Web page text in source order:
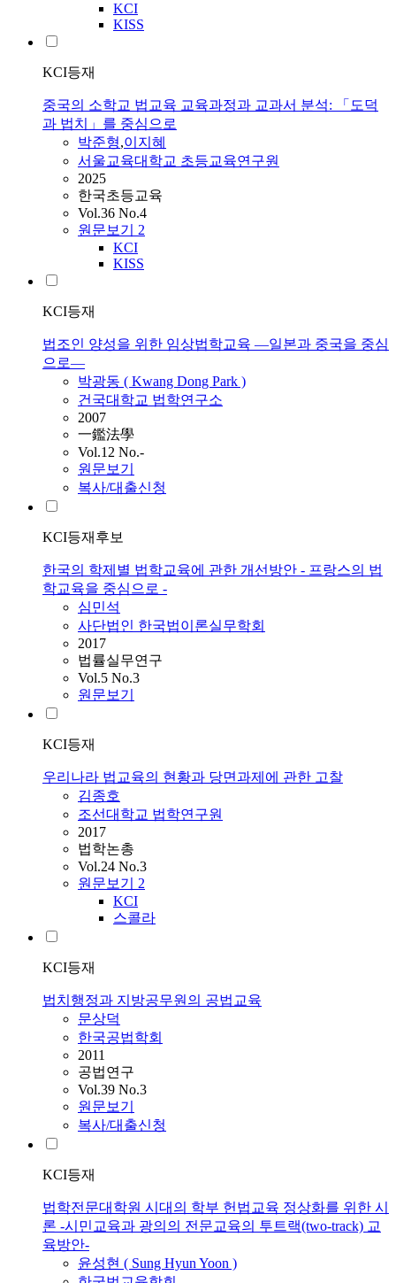
KCI
KISS
KCI등재
중국의 소학교 법교육 교육과정과 교과서 분석: 「도덕
과 법치」를 중심으로
박준형,이지혜
서울교육대학교 초등교육연구원
2025
한국초등교육
Vol.36 No.4
원문보기 2
KCI
KISS
KCI등재
법조인 양성을 위한 임상법학교육 ―일본과 중국을 중심
으로―
박광동 ( Kwang Dong Park )
건국대학교 법학연구소
2007
一鑑法學
Vol.12 No.-
원문보기
복사/대출신청
KCI등재후보
한국의 학제별 법학교육에 관한 개선방안 - 프랑스의 법
학교육을 중심으로 -
심민석
사단법인 한국법이론실무학회
2017
법률실무연구
Vol.5 No.3
원문보기
KCI등재
우리나라 법교육의 현황과 당면과제에 관한 고찰
김종호
조선대학교 법학연구원
2017
법학논총
Vol.24 No.3
원문보기 2
KCI
스콜라
KCI등재
법치행정과 지방공무원의 공법교육
문상덕
한국공법학회
2011
공법연구
Vol.39 No.3
원문보기
복사/대출신청
KCI등재
법학전문대학원 시대의 학부 헌법교육 정상화를 위한 시
론 -시민교육과 광의의 전문교육의 투트랙(two-track) 교
육방안-
윤성현 ( Sung Hyun Yoon )